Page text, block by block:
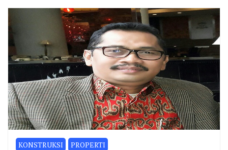
KONSTRUKSI PROPERTI